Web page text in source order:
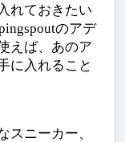
れておきたい
のアデ
えば、あのア
に入れること
スニーカー、